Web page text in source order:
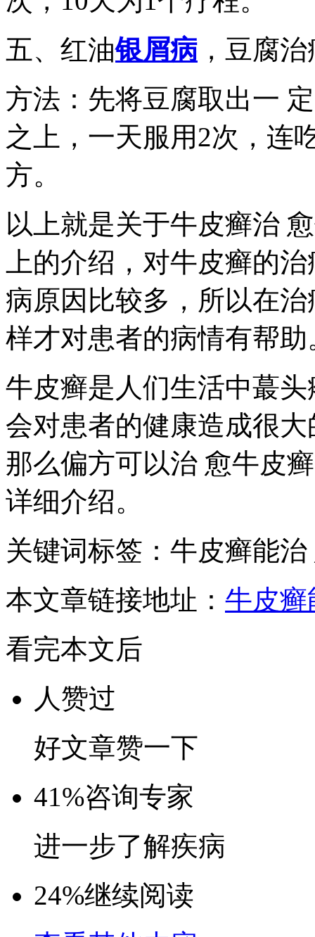
五、红油银屑病 ，豆腐
方法：先将豆腐取出一
之上，一天服用2次，连
方。
以上就是关于牛皮癣治
上的介绍，对牛皮癣的
病原因比较多，所以在
样才对患者的病情有帮助
牛皮癣是人们生活中蕞
会对患者的健康造成很
那么偏方可以治 愈牛皮
详细介绍。
关键词标签：牛皮癣能
本文章链接地址： 牛皮癣
看完本文后
人赞过
好文章赞一下
41%咨询专家
进一步了解疾病
24%继续阅读